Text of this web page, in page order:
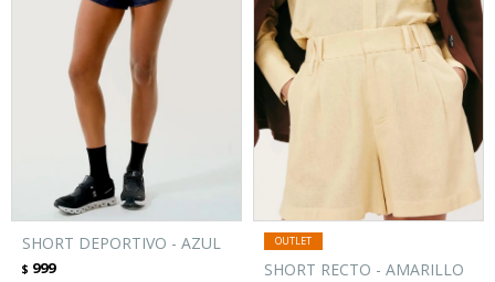
SHORT DEPORTIVO - AZUL
$ 999 SHORT RECTO - AMARILLO